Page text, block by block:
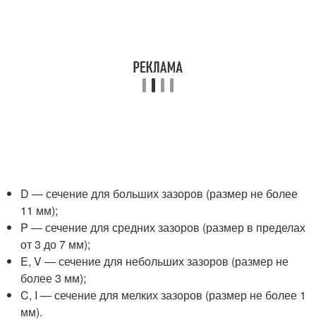
D — сечение для больших зазоров (размер не более
11 мм);
P — сечение для средних зазоров (размер в пределах
от 3 до 7 мм);
E, V — сечение для небольших зазоров (размер не
более 3 мм);
C, I — сечение для мелких зазоров (размер не более 1
мм).